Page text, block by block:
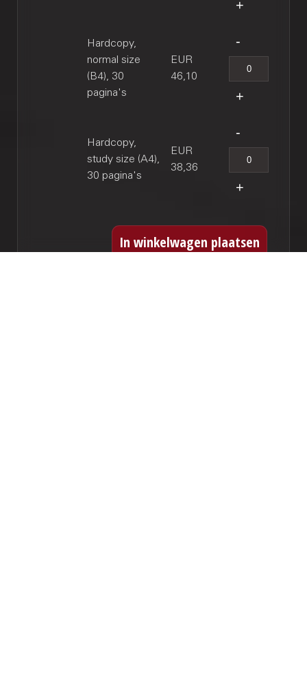
Hardcopy,
normal size
(B4), 30
pagina's
EUR
46,10
Hardcopy,
study size (A4),
30 pagina's
EUR
38,36